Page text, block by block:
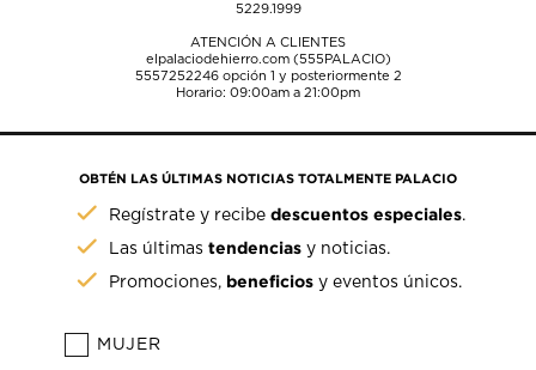
5229.1999
ATENCIÓN A CLIENTES
elpalaciodehierro.com (555PALACIO)
5557252246opción 1 y posteriormente 2
Horario: 09:00am a 21:00pm
OBTÉN LAS ÚLTIMAS NOTICIAS TOTALMENTE PALACIO
Regístrate y recibedescuentos especiales.
Las últimastendencias y noticias.
Promociones, beneficios y eventos únicos.
MUJER